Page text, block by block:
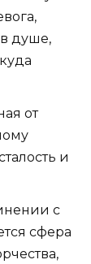
душе,
от
и
с
сфера